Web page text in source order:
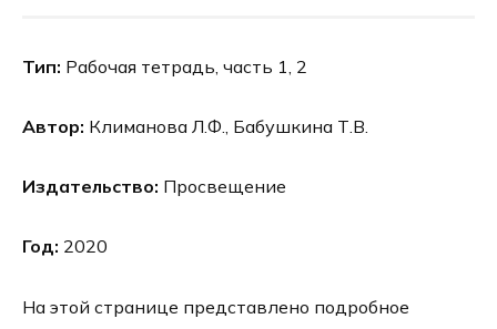
Тип: Рабочая тетрадь, часть 1, 2
Автор: Климанова Л.Ф., Бабушкина Т.В.
Издательство: Просвещение
Год: 2020
На этой странице представлено подробное